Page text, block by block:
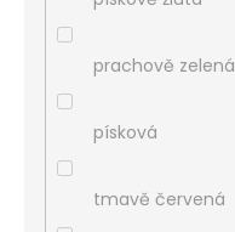
prachově zelená
písková
tmavě červená